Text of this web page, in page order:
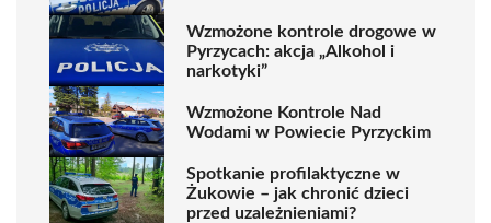
Wzmożone kontrole drogowe w
Pyrzycach: akcja „Alkohol i
narkotyki”
Wzmożone Kontrole Nad
Wodami w Powiecie Pyrzyckim
Spotkanie profilaktyczne w
Żukowie – jak chronić dzieci
przed uzależnieniami?